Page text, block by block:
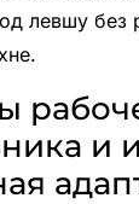
левшу без
и